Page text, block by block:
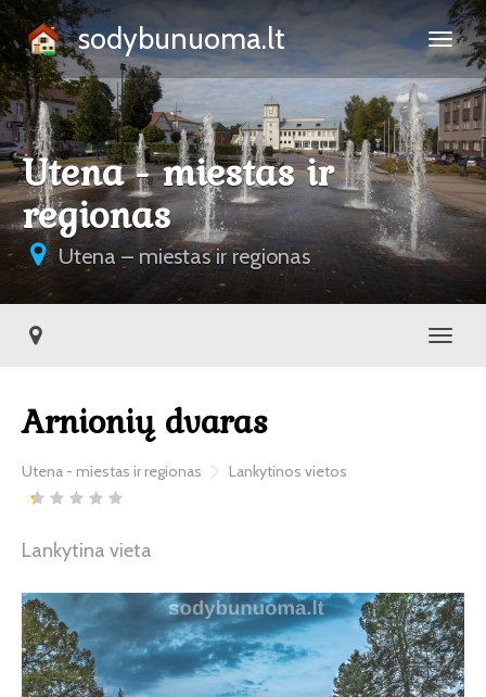
sodybunuoma.lt
Utena - miestas ir
regionas
Utena – miestas ir regionas
Arnionių dvaras
Utena - miestas ir regionas Lankytinos vietos
Lankytina vieta